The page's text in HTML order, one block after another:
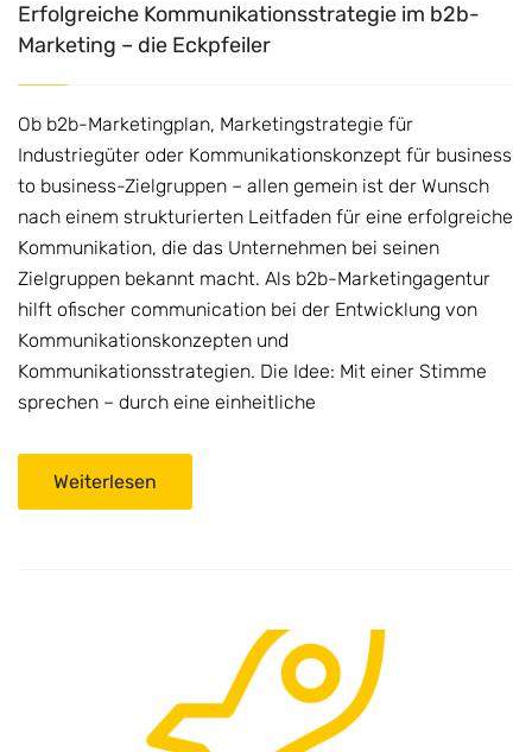
Erfolgreiche Kommunikationsstrategie im b2b-
Marketing – die Eckpfeiler
Ob b2b-Marketingplan, Marketingstrategie für
Industriegüter oder Kommunikationskonzept für business
to business-Zielgruppen – allen gemein ist der Wunsch
nach einem strukturierten Leitfaden für eine erfolgreiche
Kommunikation, die das Unternehmen bei seinen
Zielgruppen bekannt macht. Als b2b-Marketingagentur
hilft ofischer communication bei der Entwicklung von
Kommunikationskonzepten und
Kommunikationsstrategien. Die Idee: Mit einer Stimme
sprechen – durch eine einheitliche
Weiterlesen